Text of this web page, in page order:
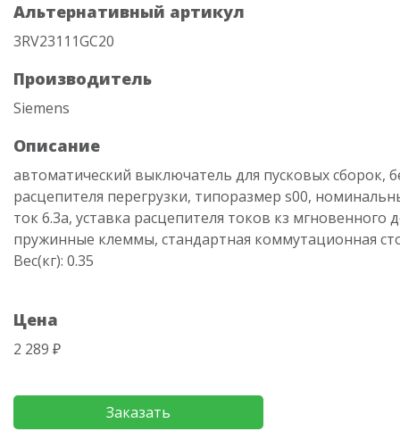
Альтернативный артикул
3RV23111GC20
Производитель
Siemens
Описание
автоматический выключатель для пусковых сборок,
расцепителя перегрузки, типоразмер s00,
ток 6.3a, уставка расцепителя токов кз мгновенного
пружинные клеммы, стандартная коммутационная
Вес(кг): 0.35
Цена
2 289 ₽
Заказать